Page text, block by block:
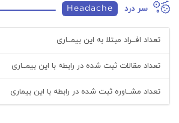
سر درد Headache
تعداد افــراد مبتلا به این بیمــاری
تعداد مقالات ثبت شده در رابطه با این بیمــاری
تعداد مشــاوره ثبت شده در رابطه با این بیماری